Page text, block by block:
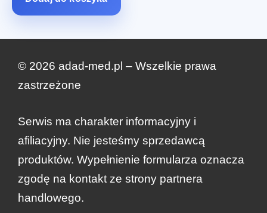
© 2026 adad-med.pl – Wszelkie prawa
zastrzeżone
Serwis ma charakter informacyjny i
afiliacyjny. Nie jesteśmy sprzedawcą
produktów. Wypełnienie formularza oznacza
zgodę na kontakt ze strony partnera
handlowego.